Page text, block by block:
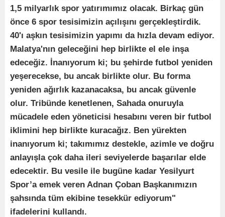
1,5 milyarlık spor yatırımımız olacak. Birkaç gün
önce 6 spor tesisimizin açılışını gerçekleştirdik.
40'ı aşkın tesisimizin yapımı da hızla devam ediyor.
Malatya'nın geleceğini hep birlikte el ele inşa
edeceğiz. İnanıyorum ki; bu şehirde futbol yeniden
yeşerecekse, bu ancak birlikte olur. Bu forma
yeniden ağırlık kazanacaksa, bu ancak güvenle
olur. Tribünde kenetlenen, Sahada onuruyla
mücadele eden yöneticisi hesabını veren bir futbol
iklimini hep birlikte kuracağız. Ben yürekten
inanıyorum ki; takımımız destekle, azimle ve doğru
anlayışla çok daha ileri seviyelerde başarılar elde
edecektir. Bu vesile ile bugüne kadar Yesilyurt
Spor’a emek veren Adnan Çoban Başkanımızın
şahsında tüm ekibine tesekkür ediyorum"
ifadelerini kullandı.